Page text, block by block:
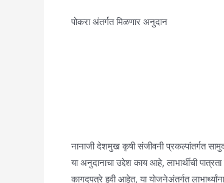
पोकरा अंतर्गत मिळणार अनुदान
नानाजी देशमुख कृषी संजीवनी प्रकल्पांतर्गत
या अनुदानाचा उद्देश काय आहे, लाभार्थीची
कागदपत्रे हवी आहेत, या योजनेअंतर्गत